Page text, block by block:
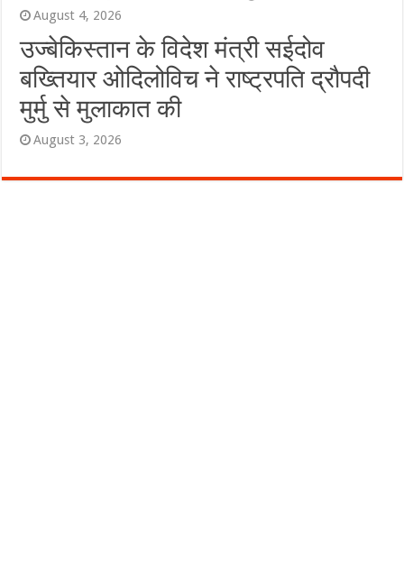
August 4, 2026
उज्बेकिस्तान के विदेश मंत्री सईदोव
बख्तियार ओदिलोविच ने राष्ट्रपति द्रौपदी
मुर्मु से मुलाकात की
August 3, 2026